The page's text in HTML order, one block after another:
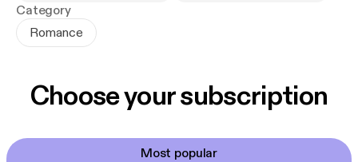
Las reglas se hacen añicos.
Audiolibro narrado en español neutro.
Category
Romance
Choose your subscription
Most popular